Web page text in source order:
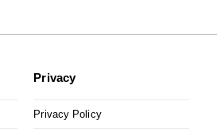
Privacy
Privacy Policy